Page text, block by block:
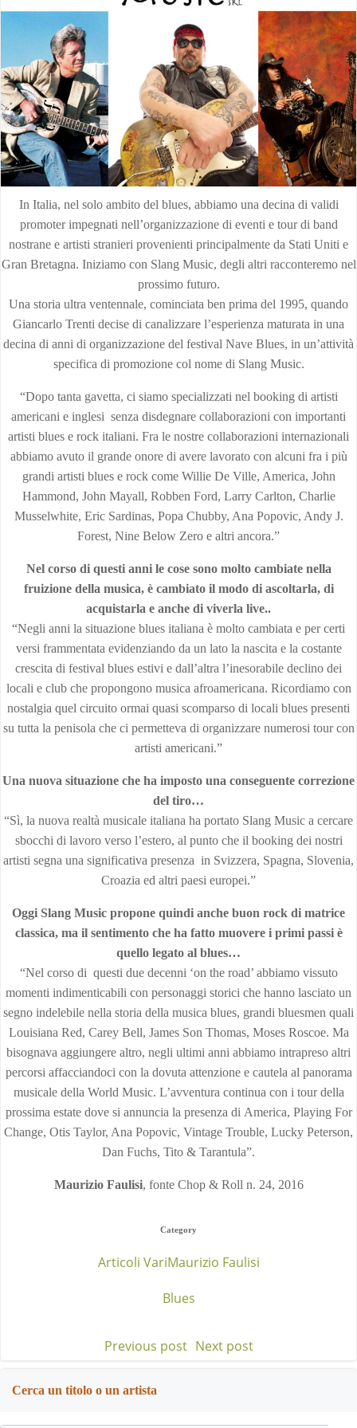
In Italia, nel solo ambito del blues, abbiamo una decina di validi
promoter impegnati nell’organizzazione di eventi e tour di band
nostrane e artisti stranieri provenienti principalmente da Stati Uniti e
Gran Bretagna. Iniziamo con Slang Music, degli altri racconteremo nel
prossimo futuro.
Una storia ultra ventennale, cominciata ben prima del 1995, quando
Giancarlo Trenti decise di canalizzare l’esperienza maturata in una
decina di anni di organizzazione del festival Nave Blues, in un’attività
specifica di promozione col nome di Slang Music.
“Dopo tanta gavetta, ci siamo specializzati nel booking di artisti
americani e inglesi senza disdegnare collaborazioni con importanti
artisti blues e rock italiani. Fra le nostre collaborazioni internazionali
abbiamo avuto il grande onore di avere lavorato con alcuni fra i più
grandi artisti blues e rock come Willie De Ville, America, John
Hammond, John Mayall, Robben Ford, Larry Carlton, Charlie
Musselwhite, Eric Sardinas, Popa Chubby, Ana Popovic, Andy J.
Forest, Nine Below Zero e altri ancora.”
Nel corso di questi anni le cose sono molto cambiate nella
fruizione della musica, è cambiato il modo di ascoltarla, di
acquistarla e anche di viverla live..
“Negli anni la situazione blues italiana è molto cambiata e per certi
versi frammentata evidenziando da un lato la nascita e la costante
crescita di festival blues estivi e dall’altra l’inesorabile declino dei
locali e club che propongono musica afroamericana. Ricordiamo con
nostalgia quel circuito ormai quasi scomparso di locali blues presenti
su tutta la penisola che ci permetteva di organizzare numerosi tour con
artisti americani.”
Una nuova situazione che ha imposto una conseguente correzione
del tiro…
“Sì, la nuova realtà musicale italiana ha portato Slang Music a cercare
sbocchi di lavoro verso l’estero, al punto che il booking dei nostri
artisti segna una significativa presenza in Svizzera, Spagna, Slovenia,
Croazia ed altri paesi europei.”
Oggi Slang Music propone quindi anche buon rock di matrice
classica, ma il sentimento che ha fatto muovere i primi passi è
quello legato al blues…
“Nel corso di questi due decenni ‘on the road’ abbiamo vissuto
momenti indimenticabili con personaggi storici che hanno lasciato un
segno indelebile nella storia della musica blues, grandi bluesmen quali
Louisiana Red, Carey Bell, James Son Thomas, Moses Roscoe. Ma
bisognava aggiungere altro, negli ultimi anni abbiamo intrapreso altri
percorsi affacciandoci con la dovuta attenzione e cautela al panorama
musicale della World Music. L’avventura continua con i tour della
prossima estate dove si annuncia la presenza di America, Playing For
Change, Otis Taylor, Ana Popovic, Vintage Trouble, Lucky Peterson,
Dan Fuchs, Tito & Tarantula”.
Maurizio Faulisi, fonte Chop & Roll n. 24, 2016
Category
Articoli VariMaurizio Faulisi
Blues
Post
navigation
Previous post Post
Next post
Cerca un titolo o un artista